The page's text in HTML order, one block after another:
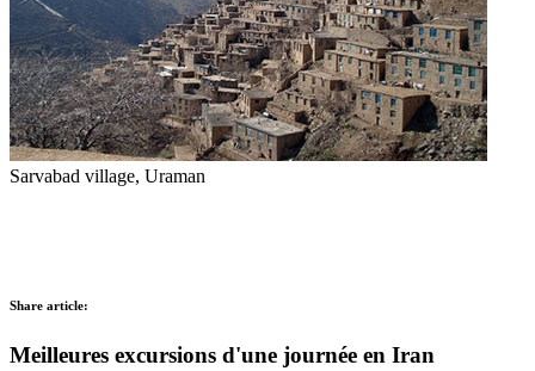
Sarvabad village, Uraman
Share article:
Meilleures excursions d'une journée en Iran